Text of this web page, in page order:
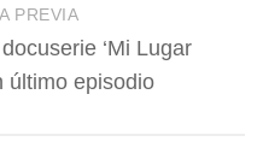
PREVIA
‘Mi Lugar
último episodio